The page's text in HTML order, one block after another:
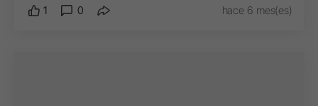
1 0 hace 6 mes(es)